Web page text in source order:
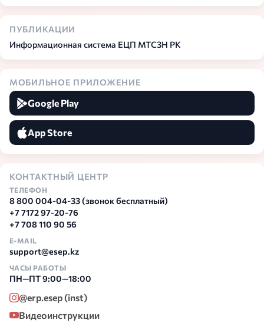
ПУБЛИКАЦИИ
Информационная система ЕЦП МТСЗН РК
МОБИЛЬНОЕ ПРИЛОЖЕНИЕ
Google Play
App Store
КОНТАКТНЫЙ ЦЕНТР
ТЕЛЕФОН
8 800 004-04-33(звонок бесплатный)
+7 7172 97-20-76
+7 708 110 90 56
E-MAIL
support@esep.kz
ЧАСЫ РАБОТЫ
ПН—ПТ 9:00—18:00
@erp.esep (inst)
Видеоинструкции